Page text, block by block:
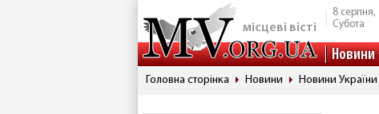
місцеві вісті
8 серпня,
Субота
Новини
Головна сторінка Новини Новини України